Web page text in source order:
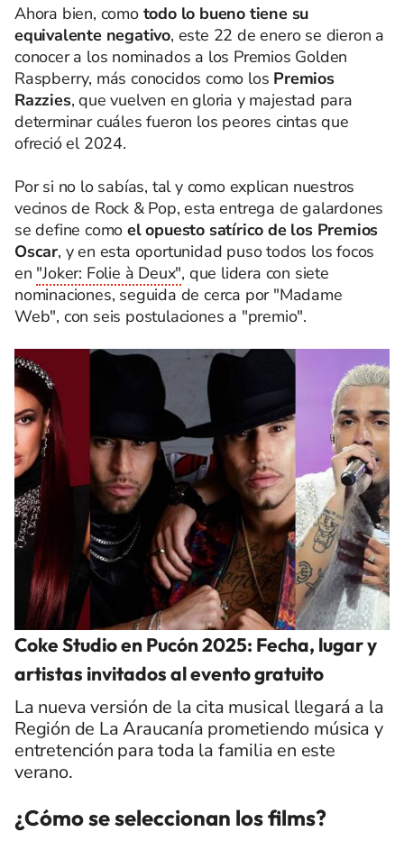
Ahora bien, comotodo lo bueno tiene su
equivalente negativo, este 22 de enero se dieron a
conocer a los nominados a los Premios Golden
Raspberry, más conocidos como los Premios
Razzies, que vuelven en gloria y majestad para
determinar cuáles fueron los peores cintas que
ofreció el 2024.
Por si no lo sabías, tal y como explican nuestros
vecinos de Rock & Pop, esta entrega de galardones
se define como el opuesto satírico de los Premios
Oscar, y en esta oportunidad puso todos los focos
en "Joker: Folie à Deux", que lidera con siete
nominaciones, seguida de cerca por "Madame
Web", con seis postulaciones a "premio".
Coke Studio en Pucón 2025: Fecha, lugar y
artistas invitados al evento gratuito
La nueva versión de la cita musical llegará a la
Región de La Araucanía prometiendo música y
entretención para toda la familia en este
verano.
¿Cómo se seleccionan los films?